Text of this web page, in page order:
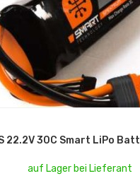
22.2V 100C Smart LiPo Bat
auf Lager bei Lieferant